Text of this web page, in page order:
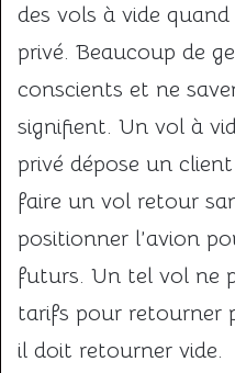
des vols à vide
privé. Beaucoup de
conscients et ne
signifient. Un vol à
privé dépose un
faire un vol retour
positionner l’avion
futurs. Un tel vol ne
tarifs pour retourner
il doit retourner vide.